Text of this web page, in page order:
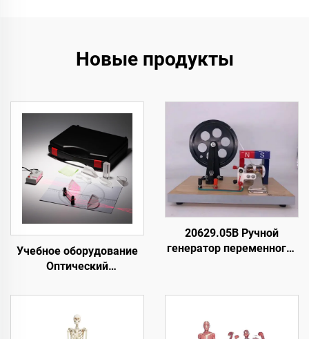
Новые продукты
Учебное оборудование
Оптический
оптический набор
20629.05B Ручной
генератор переменного/